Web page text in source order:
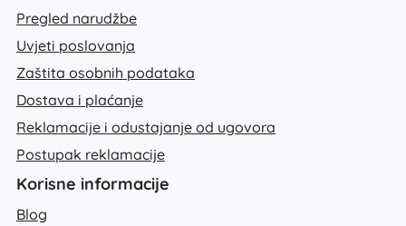
Pregled narudžbe
Uvjeti poslovanja
Zaštita osobnih podataka
Dostava i plaćanje
Reklamacije i odustajanje od ugovora
Postupak reklamacije
Korisne informacije
Blog